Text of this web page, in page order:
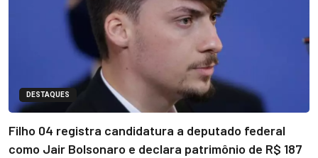
DESTAQUES
Filho 04 registra candidatura a deputado federal
como Jair Bolsonaro e declara patrimônio de R$ 187